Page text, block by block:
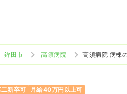
鉾田市 高須病院 高須病院 病棟
新卒可 月給40万円以上可